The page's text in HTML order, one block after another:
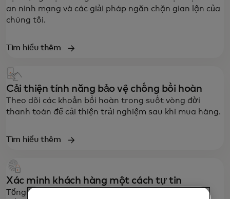
an ninh mạng và các giải pháp ngăn chặn gian lận của
chúng tôi.
Tìm hiểu thêm
Cải thiện tính năng bảo vệ chống bồi hoàn
Theo dõi các khoản bồi hoàn trong suốt vòng đời
thanh toán để cải thiện trải nghiệm sau khi mua hàng.
Tìm hiểu thêm
Xác minh khách hàng một cách tự tin
Tổng hợp góc nhìn 360° về khách hàng để đảm bảo